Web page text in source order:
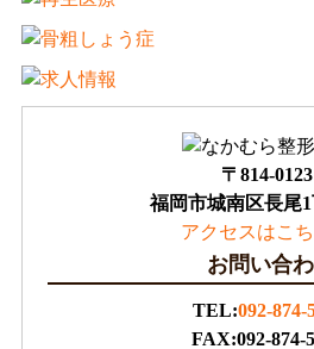
〒814-0123
福岡市城南区長尾
アクセスはこ
お問い合
TEL:092-874-
FAX:092-874-